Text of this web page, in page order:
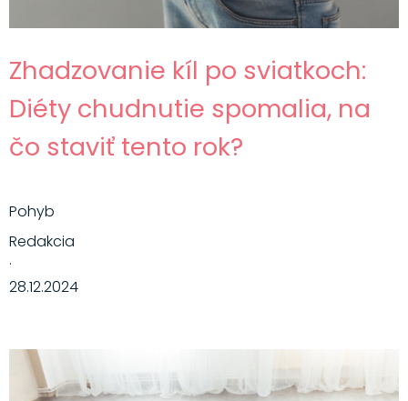
Zhadzovanie kíl po sviatkoch:
Diéty chudnutie spomalia, na
čo staviť tento rok?
Pohyb
Redakcia
·
28.12.2024